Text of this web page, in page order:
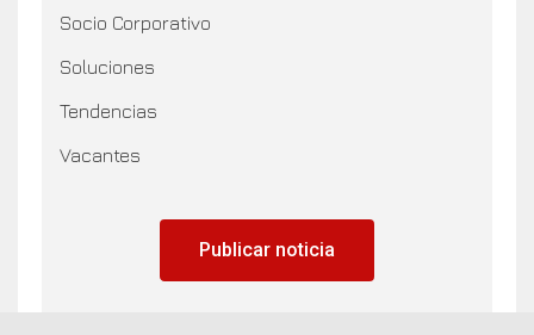
Socio Corporativo
Soluciones
Tendencias
Vacantes
Publicar noticia